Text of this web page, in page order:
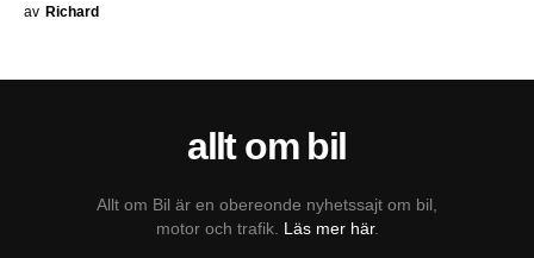
av Richard
allt om bil
Allt om Bil är en obereonde nyhetssajt om bil,
motor och trafik. Läs mer här.